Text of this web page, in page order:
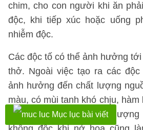
chim, cho con người khi ăn
độc, khi tiếp xúc hoặc uống
nhiễm độc.
Các độc tố có thể ảnh hưởng
thở. Ngoài việc tạo ra các
ảnh hưởng đến chất lượng
màu, có mùi tanh khó chịu,
ngột do phân hủy một lượng
Mục lục bài viết